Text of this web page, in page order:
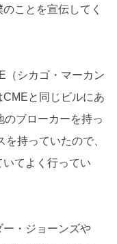
ことを宣伝してく
（シカゴ・マーカン
と同じビルにあ
のブローカーを持っ
持っていたので、
てよく行ってい
・ジョーンズや